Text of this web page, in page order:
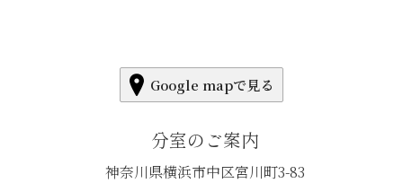
Google mapで見る
分室のご案内
神奈川県横浜市中区宮川町3-83